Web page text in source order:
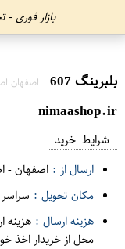
بازار
بلبرینگ 607 اصفهان
nimaashop.ir
شرایط خرید
ارسال از : اصفهان-
مکان تحویل :
هزینه ارسال : هزینه
محل از خریدار اخذ